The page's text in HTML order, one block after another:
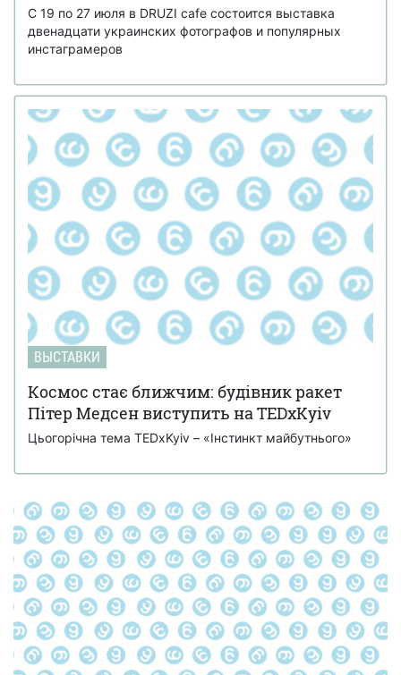
С 19 по 27 июля в DRUZI cafe cостоится выставка
двенадцати украинских фотографов и популярных
инстаграмеров
ВЫСТАВКИ
Космос стає ближчим: будівник ракет
Пітер Медсен виступить на TEDxKyiv
Цьогорічна тема TEDxKyiv – «Інстинкт майбутнього»